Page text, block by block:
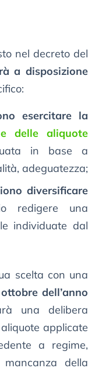
nel decreto del
a disposizione
esercitare la
delle aliquote
in base a
adeguatezza;
diversificare
redigere una
individuate dal
scelta con una
dell’anno
una delibera
applicate
a regime,
della